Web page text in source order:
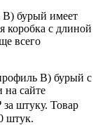
бурый имеет
коробка с длиной
всего
B) бурый с
на сайте
штуку. Товар
штук.